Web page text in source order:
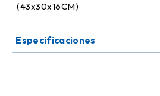
(43x30x16CM)
Especificaciones